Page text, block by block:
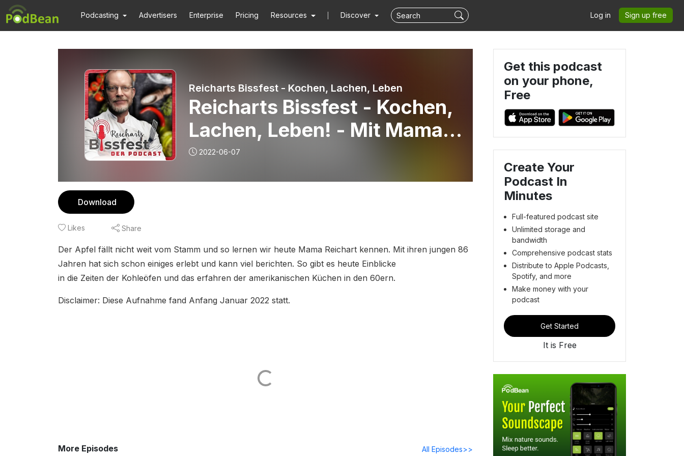
Podcasting Advertisers Enterprise Pricing Resources Discover Log in Sign up free
Reicharts Bissfest - Kochen, Lachen, Leben
Reicharts Bissfest - Kochen,
Lachen, Leben! - Mit Mama
Reichart: Eine kulinarische
Reise durch die Zeit
2022-06-07
Download
Likes Share
Der Apfel fällt nicht weit vom Stamm und so lernen wir heute Mama Reichart kennen. Mit ihren jungen 86
Jahren hat sich schon einiges erlebt und kann viel berichten. So gibt es heute Einblicke
in die Zeiten der Kohleöfen und das erfahren der amerikanischen Küchen in den 60ern.
Disclaimer: Diese Aufnahme fand Anfang Januar 2022 statt.
More Episodes All Episodes>>
Get this podcast
on your phone,
Free
Create Your
Podcast In
Minutes
Full-featured podcast site
Unlimited storage and
bandwidth
Comprehensive podcast stats
Distribute to Apple Podcasts,
Spotify, and more
Make money with your
podcast
Get Started
It is Free